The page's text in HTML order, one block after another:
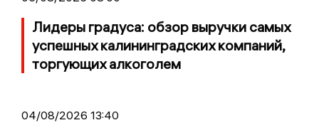
Лидеры градуса: обзор выручки самых
успешных калининградских компаний,
торгующих алкоголем
04/08/2026 13:40